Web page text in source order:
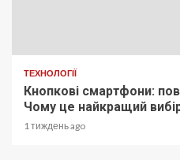
ТЕХНОЛОГІЇ
Кнопкові смартфони:
Чому це найкращий
1 тиждень ago